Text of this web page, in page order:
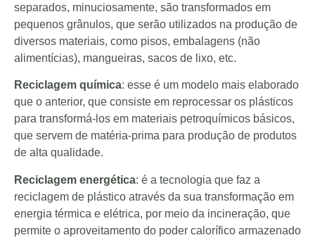
separados, minuciosamente, são transformados em
pequenos grânulos, que serão utilizados na produção de
diversos materiais, como pisos, embalagens (não
alimentícias), mangueiras, sacos de lixo, etc.
Reciclagem química: esse é um modelo mais elaborado
que o anterior, que consiste em reprocessar os plásticos
para transformá-los em materiais petroquímicos básicos,
que servem de matéria-prima para produção de produtos
de alta qualidade.
Reciclagem energética: é a tecnologia que faz a
reciclagem de plástico através da sua transformação em
energia térmica e elétrica, por meio da incineração, que
permite o aproveitamento do poder calorífico armazenado